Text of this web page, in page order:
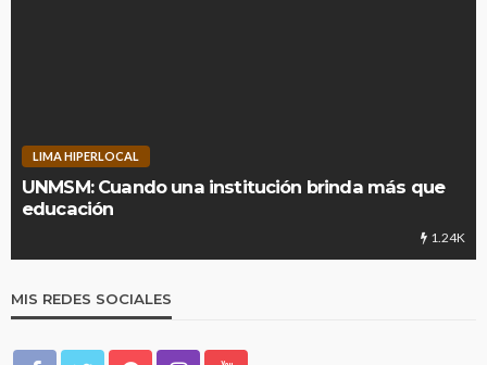
LIMA HIPERLOCAL
UNMSM: Cuando una institución brinda más que
educación
1.24K
MIS REDES SOCIALES